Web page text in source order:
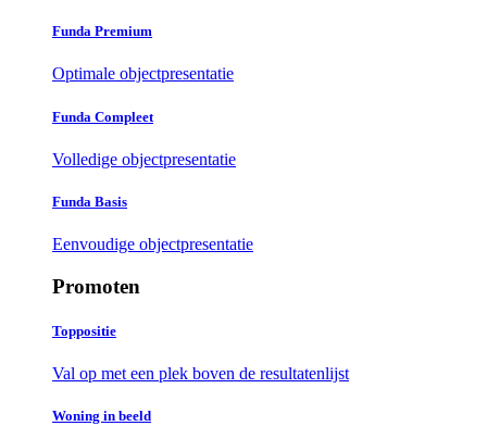
Funda Premium
Optimale objectpresentatie
Funda Compleet
Volledige objectpresentatie
Funda Basis
Eenvoudige objectpresentatie
Promoten
Toppositie
Val op met een plek boven de resultatenlijst
Woning in beeld